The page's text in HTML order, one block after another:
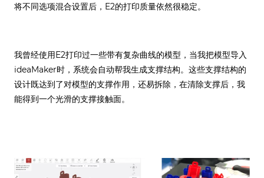
将不同选项混合设置后，E2的打印质量依然很稳定。
我曾经使用E2打印过一些带有复杂曲线的模型，当我把模型导入
ideaMaker时，系统会自动帮我生成支撑结构。这些支撑结构的
设计既达到了对模型的支撑作用，还易拆除，在清除支撑后，我
能得到一个光滑的支撑接触面。